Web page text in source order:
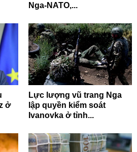
Nga-NATO,...
ở
Lực lượng vũ trang Nga
lập quyền kiểm soát
Ivanovka ở tỉnh...